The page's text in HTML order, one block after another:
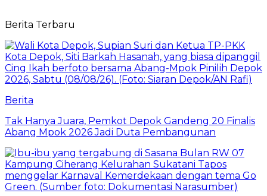
Berita Terbaru
Berita
Tak Hanya Juara, Pemkot Depok Gandeng 20 Finalis
Abang Mpok 2026 Jadi Duta Pembangunan